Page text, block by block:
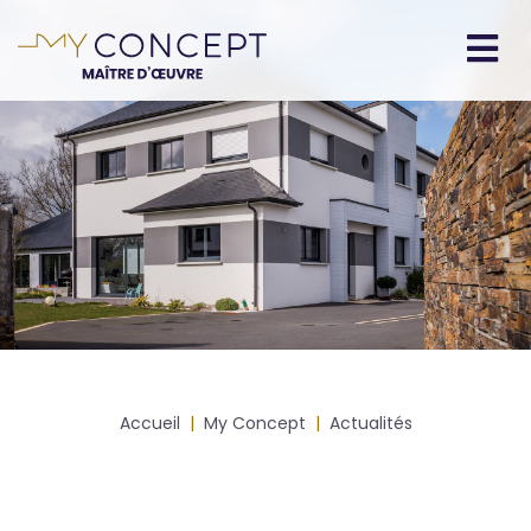
au
principal
principale
FilAccueil My Concept Actualités